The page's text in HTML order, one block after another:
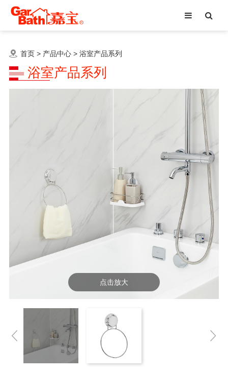
首页> 产品中心> 浴室产品系列
浴室产品系列
点击放大